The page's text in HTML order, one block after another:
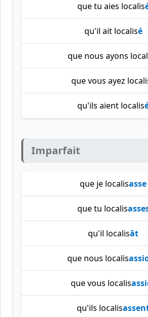
que tu aies localis
qu'il ait localisé
que nous ayons
que vous ayez
qu'ils aient localis
Imparfait
que je localisasse
que tu localis
qu'il localisât
que nous localis
que vous localis
qu'ils localis